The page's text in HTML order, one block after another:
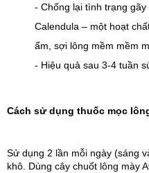
- Chống lại tình trạng
Calendula – một hoạt
ẩm, sợi lông mềm mềm
- Hiệu quả sau 3-4 tuần
Cách sử dụng thuốc mọc
Sử dụng 2 lần mỗi ngày (sáng
khô. Dùng cây chuốt lông mày